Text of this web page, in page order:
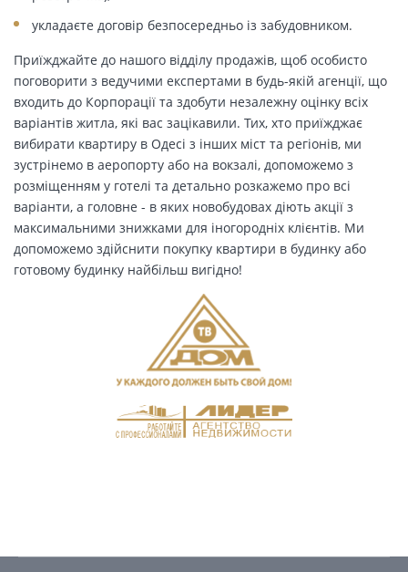
укладаєте договір безпосередньо із забудовником.
Приїжджайте до нашого відділу продажів, щоб особисто
поговорити з ведучими експертами в будь-якій агенції, що
входить до Корпорації та здобути незалежну оцінку всіх
варіантів житла, які вас зацікавили. Тих, хто приїжджає
вибирати квартиру в Одесі з інших міст та регіонів, ми
зустрінемо в аеропорту або на вокзалі, допоможемо з
розміщенням у готелі та детально розкажемо про всі
варіанти, а головне - в яких новобудовах діють акції з
максимальними знижками для іногородніх клієнтів. Ми
допоможемо здійснити покупку квартири в будинку або
готовому будинку найбільш вигідно!